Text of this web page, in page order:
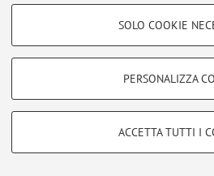
COOKIE DI PROFILAZIONE -
COOKIE TECNICI - NECESSARI
Si tratta di cookie tecnici utilizzati, a titolo
SOLO COOKIE
PERSONALIZZA
ACCETTA TUTTI I